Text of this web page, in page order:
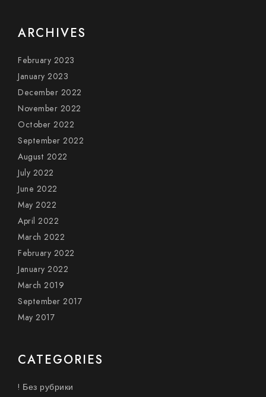
ARCHIVES
February 2023
January 2023
December 2022
November 2022
October 2022
September 2022
August 2022
July 2022
June 2022
May 2022
April 2022
March 2022
February 2022
January 2022
March 2019
September 2017
May 2017
CATEGORIES
! Без рубрики